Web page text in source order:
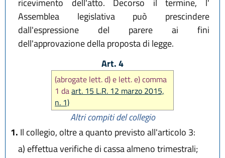
ricevimento dell'atto. Decorso il termine, l'
Assemblea legislativa può prescindere
dall'espressione del parere ai fini
dell'approvazione della proposta di legge.
Art. 4
(abrogate lett. d) e lett. e) comma
1 daart. 15 L.R. 12 marzo 2015,
n. 1)
Altri compiti del collegio
1. Il collegio, oltre a quanto previsto all'articolo 3:
a) effettua verifiche di cassa almeno trimestrali;